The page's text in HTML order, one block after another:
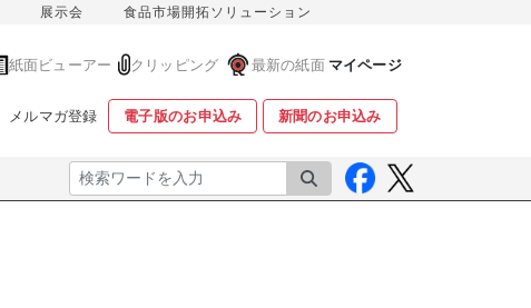
展示会 食品市場開拓ソリューション
紙面ビューアー クリッピング 最新の紙面 マイページ
メルマガ登録 電子版のお申込み 新聞のお申込み
検索